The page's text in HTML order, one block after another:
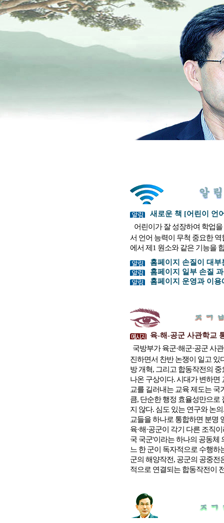
새로운 책 [어린이 언
어린이가 잘 성장하여 학업
서 언어 능력이 무척 중요한
에서 제1 원소와 같은 기능을
홈페이지 손질이 대
홈페이지 일부 손질
홈페이지 운영과 이
육-해-공군 사관학교
국방부가 육군·해군·공군 사
진하면서 찬반 논쟁이 일고 있
방 개혁, 그리고 합동작전의
나온 구상이다. 시대가 변하면
교를 길러내는 교육 제도는 국
큼, 단순한 행정 효율성만으로
지 않다. 심도 있는 연구와 논
교들을 하나로 통합하면 분명
육·해·공군이 각기 다른 조직
국 국군'이라는 하나의 공동체
느 한 군이 독자적으로 수행하
군의 해양작전, 공군의 공중전
적으로 연결되는 합동작전이